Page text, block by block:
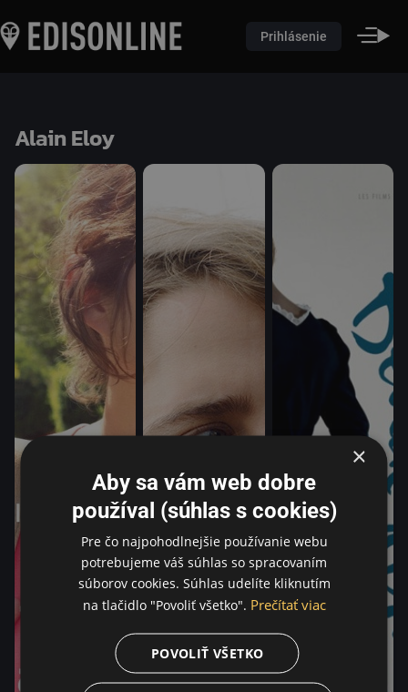
Prihlásenie
Alain Eloy
×
Aby sa vám web dobre
používal (súhlas s cookies)
Pre čo najpohodlnejšie používanie webu
potrebujeme váš súhlas so spracovaním
súborov cookies. Súhlas udelíte kliknutím
na tlačidlo "Povoliť všetko". Prečítať viac
POVOLIŤ VŠETKO